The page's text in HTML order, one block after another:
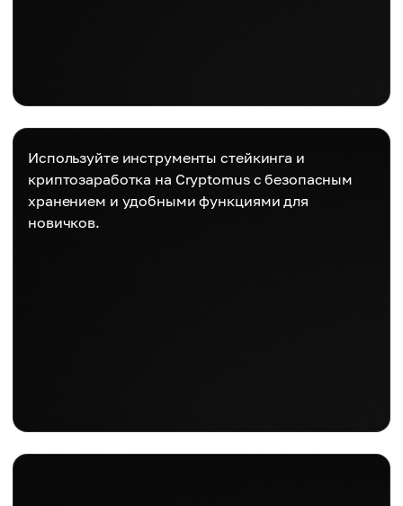
Используйте инструменты стейкинга и
криптозаработка на Cryptomus с безопасным
хранением и удобными функциями для
новичков.